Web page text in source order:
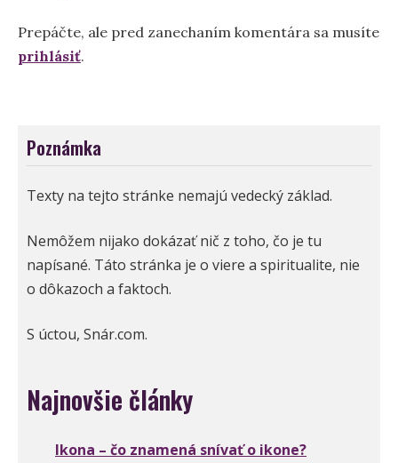
Prepáčte, ale pred zanechaním komentára sa musíte
prihlásiť.
Poznámka
Texty na tejto stránke nemajú vedecký základ.
Nemôžem nijako dokázať nič z toho, čo je tu
napísané. Táto stránka je o viere a spiritualite, nie
o dôkazoch a faktoch.
S úctou, Snár.com.
Najnovšie články
Ikona – čo znamená snívať o ikone?